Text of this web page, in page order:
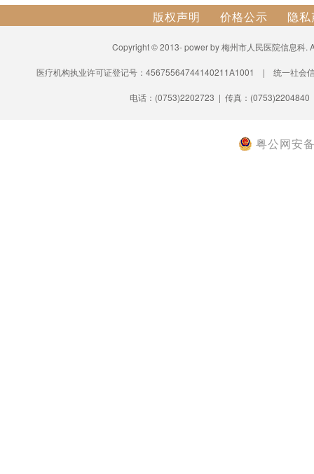
版权声明 价格公示 隐
Copyright © 2013- power by 梅州市人民医院信息科
医疗机构执业许可证登记号：45675564744140211A1001 | 统一社会
电话：(0753)2202723 | 传真：
粤公网安